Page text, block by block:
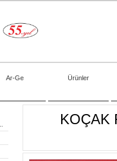
Ar-Ge Ürünler
KOÇAK